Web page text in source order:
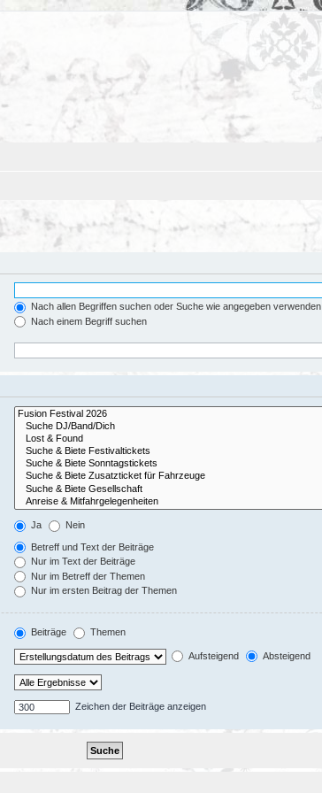
Nach allen Begriffen suchen oder Suche wie angegeben verwenden
Nach einem Begriff suchen
Ja Nein
Betreff und Text der Beiträge
Nur im Text der Beiträge
Nur im Betreff der Themen
Nur im ersten Beitrag der Themen
Beiträge Themen
Aufsteigend Absteigend
Zeichen der Beiträge anzeigen